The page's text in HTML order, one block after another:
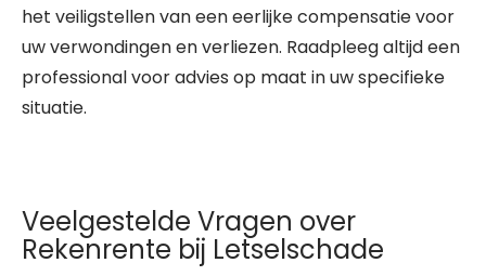
het veiligstellen van een eerlijke compensatie voor
uw verwondingen en verliezen. Raadpleeg altijd een
professional voor advies op maat in uw specifieke
situatie.
Veelgestelde Vragen over
Rekenrente bij Letselschade